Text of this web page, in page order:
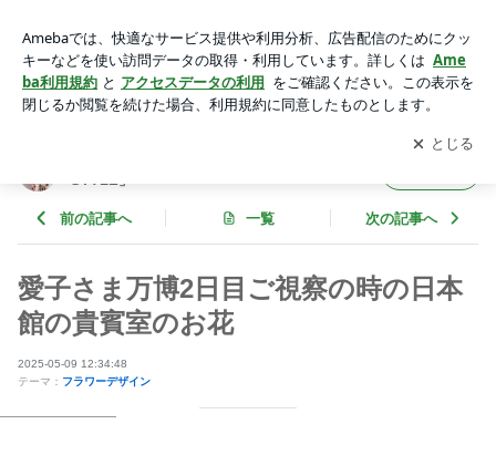
RUKOオフィシャルブログ「KAORUKO STYLE」Powered by
Ameba
アプリをダウンロードして ブログの更新通知
を受け取りまし
ょう。
開く
STYLE」
前の記事へ 一覧 次の記事へ
愛子さま万博2日目ご視察の時の日本
館の貴賓室のお花
2025-05-09 12:34:48
テーマ： フラワーデザイン